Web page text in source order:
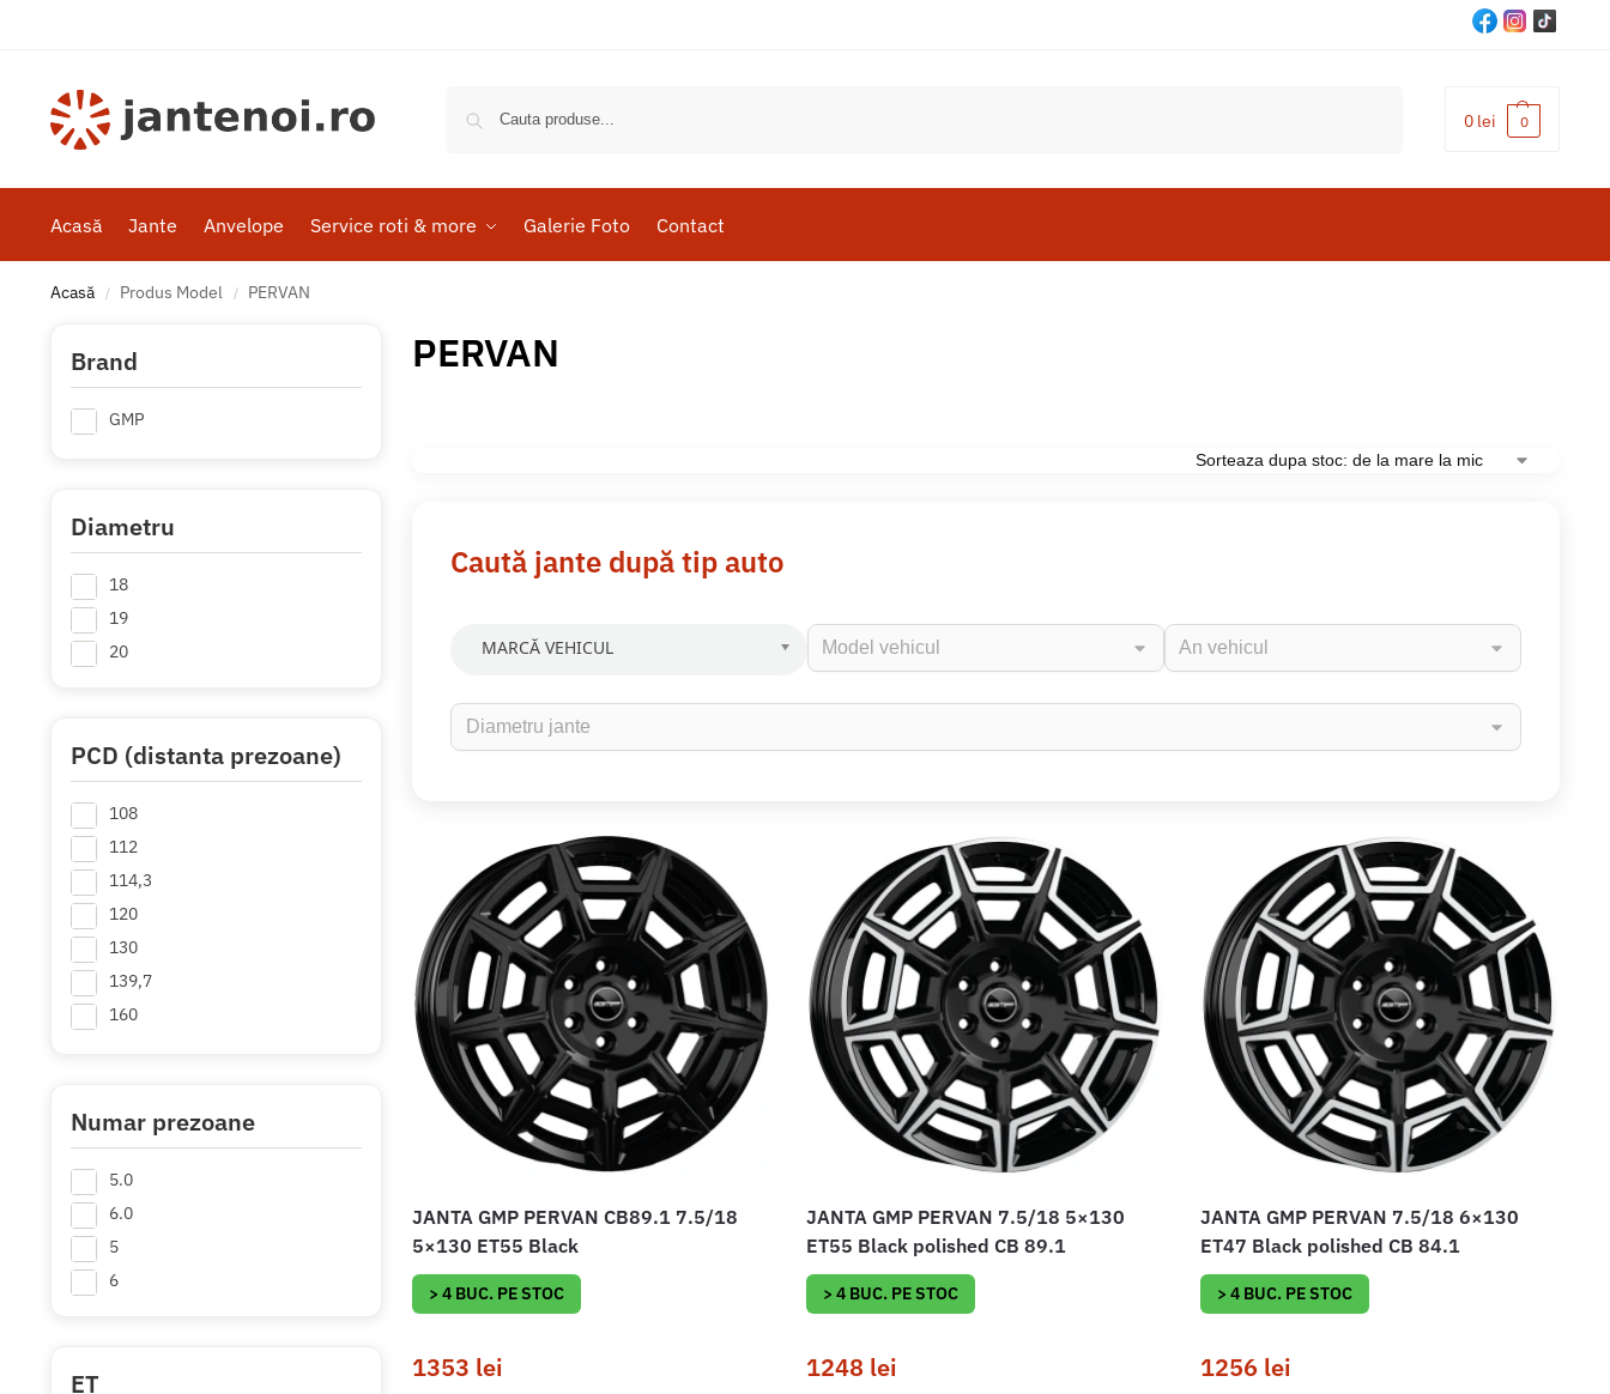
0 lei 0
Acasă Jante Anvelope Service roti & more Galerie Foto Contact
Acasă / Produs Model / PERVAN
PERVAN
Caută jante după tip auto
MARCĂ VEHICUL
JANTA GMP PERVAN CB89.1 7.5/18
5×130 ET55 Black
> 4 BUC. PE STOC
1353 lei
JANTA GMP PERVAN 7.5/18 5×130
ET55 Black polished CB 89.1
> 4 BUC. PE STOC
1248 lei
JANTA GMP PERVAN 7.5/18 6×130
ET47 Black polished CB 84.1
> 4 BUC. PE STOC
1256 lei
Brand
GMP
Diametru
18
19
20
PCD (distanta prezoane)
108
112
114,3
120
130
139,7
160
Numar prezoane
5.0
6.0
5
6
ET